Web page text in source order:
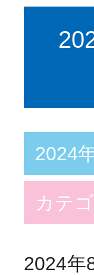
2024
カテ
2024年